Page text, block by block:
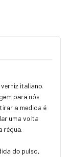
italiano.
para nós
a medida é
uma volta
régua.
do pulso,